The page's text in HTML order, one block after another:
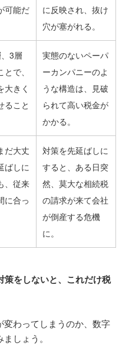
可能だ
に反映され、抜け
穴が塞がれる。
3層
で、
大きく
ること
実態のないペーパ
ーカンパニーのよ
うな構造は、見破
られて高い税金が
かかる。
だ大丈
ばしに
、従来
に合っ
対策を先延ばしに
すると、ある日突
然、莫大な相続税
の請求が来て会社
が倒産する危機
に。
策をしないと、これだけ税
わってしまうのか、数字
しょう。